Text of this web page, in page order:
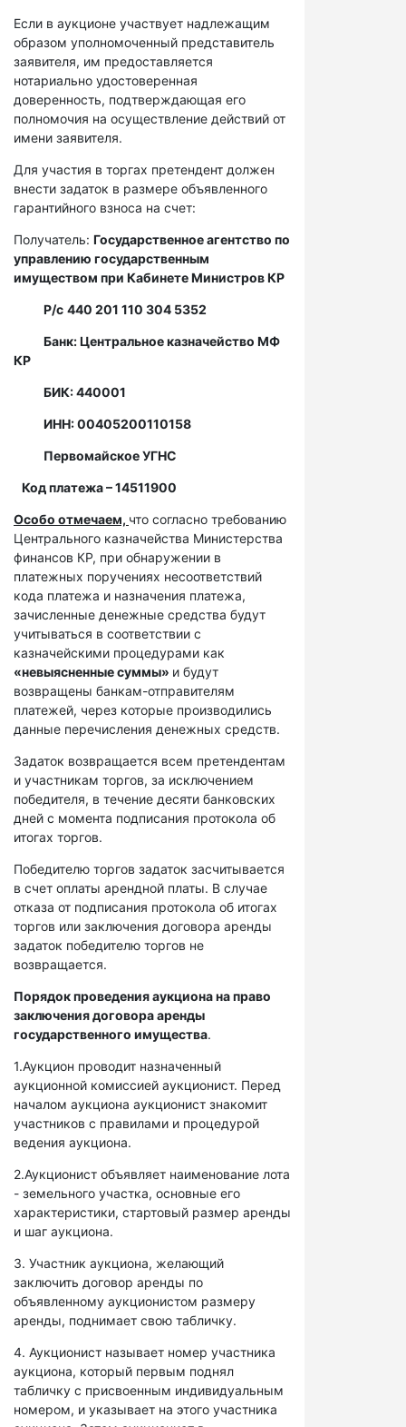
Если в аукционе участвует надлежащим
образом уполномоченный представитель
заявителя, им предоставляется
нотариально удостоверенная
доверенность, подтверждающая его
полномочия на осуществление действий от
имени заявителя.
Для участия в торгах претендент должен
внести задаток в размере объявленного
гарантийного взноса на счет:
Получатель: Государственное агентство по
управлению государственным
имуществом при Кабинете Министров КР
Р/с 440 201 110 304 5352
Банк: Центральное казначейство МФ
КР
БИК: 440001
ИНН: 00405200110158
Первомайское УГНС
Код платежа – 14511900
Особо отмечаем, что согласно требованию
Центрального казначейства Министерства
финансов КР, при обнаружении в
платежных поручениях несоответствий
кода платежа и назначения платежа,
зачисленные денежные средства будут
учитываться в соответствии с
казначейскими процедурами как
«невыясненные суммы» и будут
возвращены банкам-отправителям
платежей, через которые производились
данные перечисления денежных средств.
Задаток возвращается всем претендентам
и участникам торгов, за исключением
победителя, в течение десяти банковских
дней с момента подписания протокола об
итогах торгов.
Победителю торгов задаток засчитывается
в счет оплаты арендной платы. В случае
отказа от подписания протокола об итогах
торгов или заключения договора аренды
задаток победителю торгов не
возвращается.
Порядок проведения аукциона на право
заключения договора аренды
государственного имущества.
1.Аукцион проводит назначенный
аукционной комиссией аукционист. Перед
началом аукциона аукционист знакомит
участников с правилами и процедурой
ведения аукциона.
2.Аукционист объявляет наименование лота
- земельного участка, основные его
характеристики, стартовый размер аренды
и шаг аукциона.
3. Участник аукциона, желающий
заключить договор аренды по
объявленному аукционистом размеру
аренды, поднимает свою табличку.
4. Аукционист называет номер участника
аукциона, который первым поднял
табличку с присвоенным индивидуальным
номером, и указывает на этого участника